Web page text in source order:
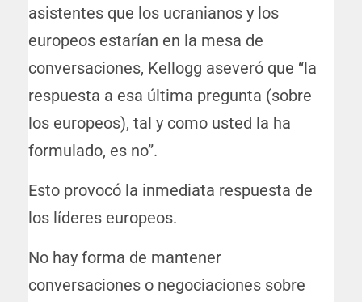
asistentes que los ucranianos y los
europeos estarían en la mesa de
conversaciones, Kellogg aseveró que “la
respuesta a esa última pregunta (sobre
los europeos), tal y como usted la ha
formulado, es no”.
Esto provocó la inmediata respuesta de
los líderes europeos.
No hay forma de mantener
conversaciones o negociaciones sobre